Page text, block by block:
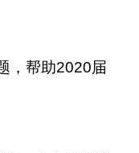
，帮助2020届